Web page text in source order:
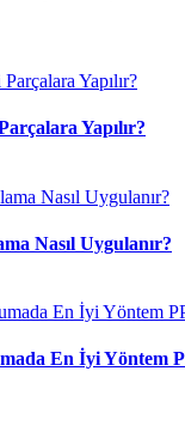
Yapılır?
Nasıl Uygulanır?
En İyi Yöntem